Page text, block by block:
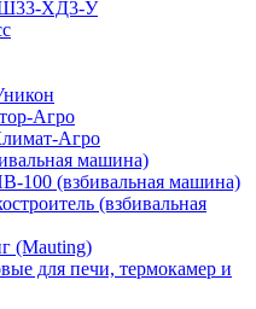
Ш33-ХД3-У
Агро
Агро
машина)
100 (взбивальная машина)
(взбивальная
(Mauting)
для печи, термокамер и